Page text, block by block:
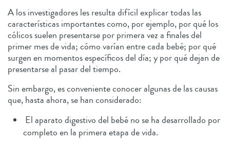
A los investigadores les resulta difícil explicar todas las
características importantes como, por ejemplo, por qué los
cólicos suelen presentarse por primera vez a finales del
primer mes de vida; cómo varían entre cada bebé; por qué
surgen en momentos específicos del día; y por qué dejan de
presentarse al pasar del tiempo.
Sin embargo, es conveniente conocer algunas de las causas
que, hasta ahora, se han considerado:
El aparato digestivo del bebé no se ha desarrollado por
completo en la primera etapa de vida.